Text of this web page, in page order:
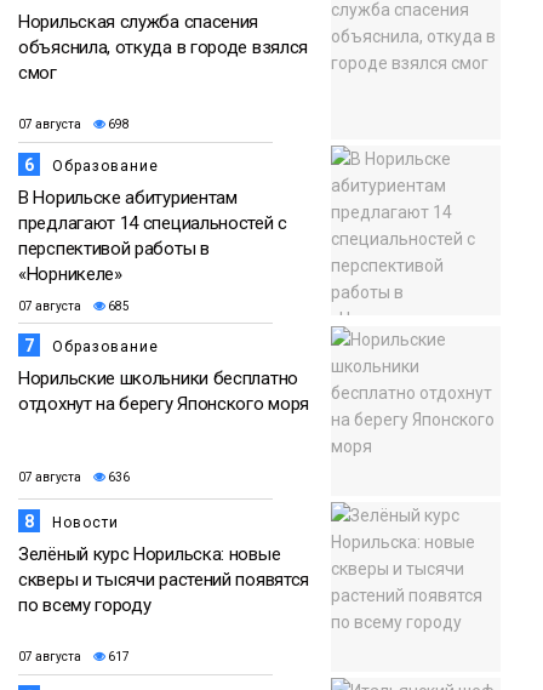
Норильская служба спасения
объяснила, откуда в городе взялся
смог
07 августа 698
6 Образование
В Норильске абитуриентам
предлагают 14 специальностей с
перспективой работы в
«Норникеле»
07 августа 685
7 Образование
Норильские школьники бесплатно
отдохнут на берегу Японского моря
07 августа 636
8 Новости
Зелёный курс Норильска: новые
скверы и тысячи растений появятся
по всему городу
07 августа 617